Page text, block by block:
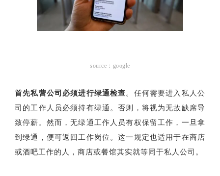
source：google
首先私营公司必须进行绿通检查。任何需要进入私人公
司的工作人员必须持有绿通。否则，将视为无故缺席导
致停薪。然而，无绿通工作人员有权保留工作，一旦拿
到绿通，便可返回工作岗位。这一规定也适用于在商店
或酒吧工作的人，商店或餐馆其实就等同于私人公司。